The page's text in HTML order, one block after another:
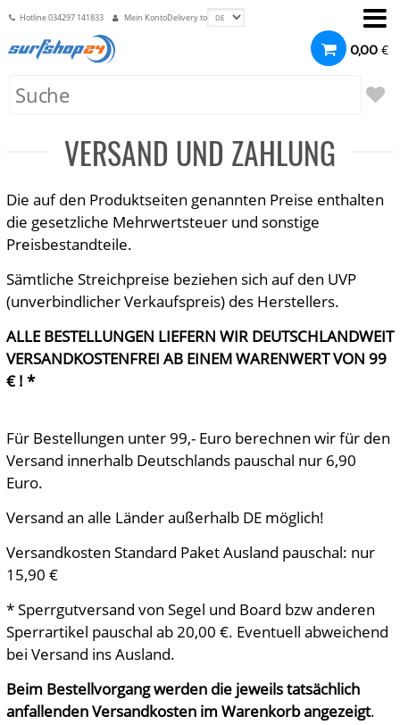
Hotline034297 141833 Mein KontoDelivery to
0,00 €
VERSAND UND ZAHLUNG
Die auf den Produktseiten genannten Preise enthalten
die gesetzliche Mehrwertsteuer und sonstige
Preisbestandteile.
Sämtliche Streichpreise beziehen sich auf den UVP
(unverbindlicher Verkaufspreis) des Herstellers.
ALLE BESTELLUNGEN LIEFERN WIR DEUTSCHLANDWEIT
VERSANDKOSTENFREI AB EINEM WARENWERT VON 99
€ ! *
Für Bestellungen unter 99,- Euro berechnen wir für den
Versand innerhalb Deutschlands pauschal nur 6,90
Euro.
Versand an alle Länder außerhalb DE möglich!
Versandkosten Standard Paket Ausland pauschal: nur
15,90 €
* Sperrgutversand von Segel und Board bzw anderen
Sperrartikel pauschal ab 20,00 €. Eventuell abweichend
bei Versand ins Ausland.
Beim Bestellvorgang werden die jeweils tatsächlich
anfallenden Versandkosten im Warenkorb angezeigt.